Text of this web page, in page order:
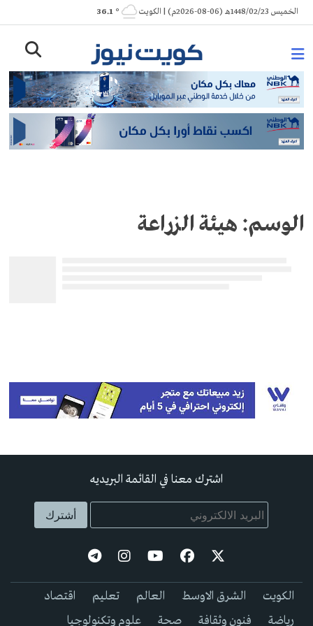
Skip
to
الخميس 1448/02/23هـ (06-08-2026م) | الكويت ° 36.1
الوسم: هيئة الزراعة
اشترك معنا في القائمة البريديه
الكويت الشرق الاوسط العالم تعليم
اقتصاد
رياضة
فنون وثقافة صحة علوم وتكنولوجيا